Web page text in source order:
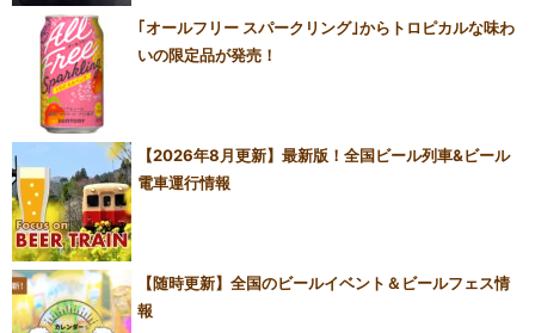
｢オールフリー スパークリング｣からトロピカルな味わ
いの限定品が発売！
【2026年8月更新】最新版！全国ビール列車&ビール
電車運行情報
【随時更新】全国のビールイベント＆ビールフェス情
報